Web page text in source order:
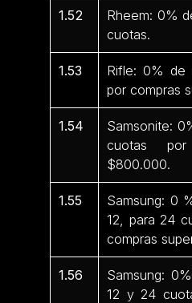
1.52
Rheem: 0%
cuotas.
1.53
Rifle: 0% de
por compras
1.54
Samsonite:
cuotas
$800.000.
1.55
Samsung: 0
12, para 24
compras
1.56
Samsung:
12 y 24